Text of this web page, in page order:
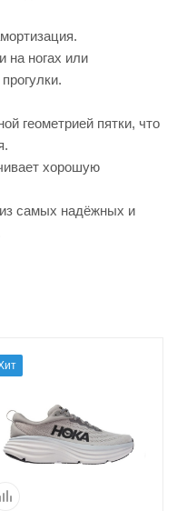
на ногах или
геометрией пятки, что
хорошую
самых надёжных и